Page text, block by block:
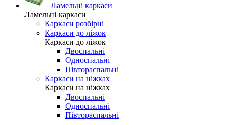
Ламельні каркаси
Ламельні каркаси
Каркаси розбірні
Каркаси до ліжок
Каркаси до ліжок
Двоспальні
Односпальні
Півтораспальні
Каркаси на ніжках
Каркаси на ніжках
Двоспальні
Односпальні
Півтораспальні